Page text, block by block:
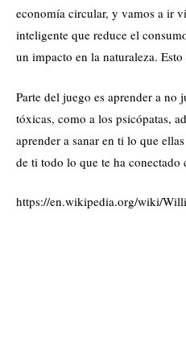
economía circular, y vamos a ir
inteligente que reduce el
un impacto en la naturaleza.
Parte del juego es aprender a no
tóxicas, como a los psicópatas,
aprender a sanar en ti lo que
de ti todo lo que te ha conectado
https://en.wikipedia.org/wiki/